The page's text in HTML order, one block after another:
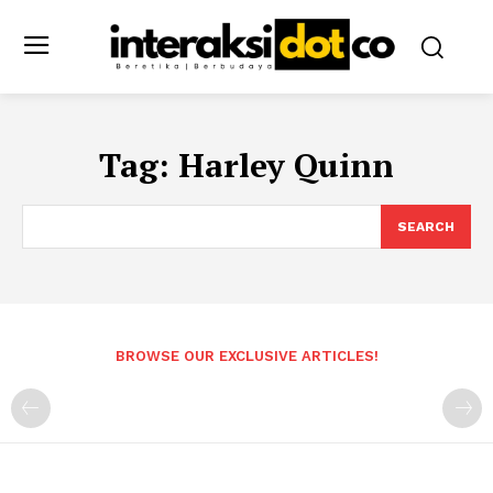
Tag: Harley Quinn
SEARCH
BROWSE OUR EXCLUSIVE ARTICLES!